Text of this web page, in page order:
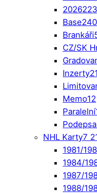
2026223
Base240
Brankáři
CZ/SK
Inzerty
Memo12
Paralelní
NHL Karty7
1981/
1984/
1987/
1988/